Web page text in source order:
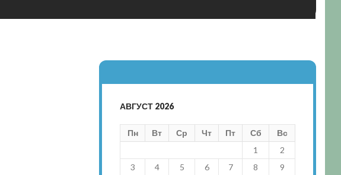
АВГУСТ 2026
Пн Вт Ср Чт Пт Сб
Вс
1
2
3
4 5 6 7 8
9